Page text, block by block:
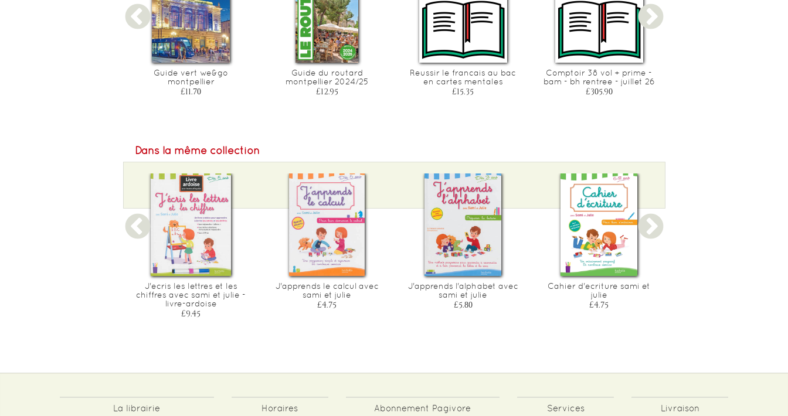
Guide vert we&go
montpellier
£11.70
Guide du routard
montpellier 2024/25
£12.95
Reussir le francais au bac
en cartes mentales
£15.35
Comptoir 38 vol + prime -
bam - bh rentree - juillet 26
£305.90
Dans la même collection
J'ecris les lettres et les
chiffres avec sami et julie -
livre-ardoise
£9.45
J'apprends le calcul avec
sami et julie
£4.75
J'apprends l'alphabet avec
sami et julie
£5.80
Cahier d'ecriture sami et
julie
£4.75
La librairie Horaires Abonnement Pagivore Services Livraison